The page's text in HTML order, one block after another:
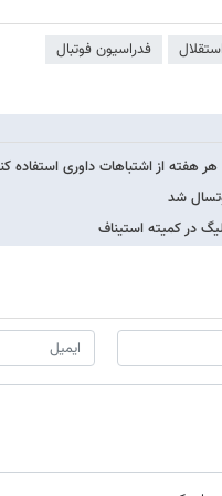
فدراسیون فوتبال
از اشتباهات داوری استفاده
شد
در کمیته استیناف